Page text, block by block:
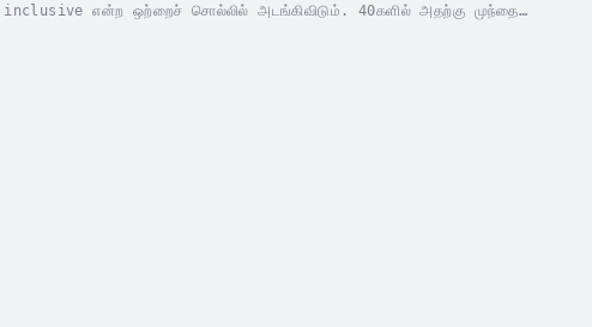
என்ற ஒற்றைச் சொல்லில் அடங்கிவிடும். 40களில் அதற்கு முந்தைய